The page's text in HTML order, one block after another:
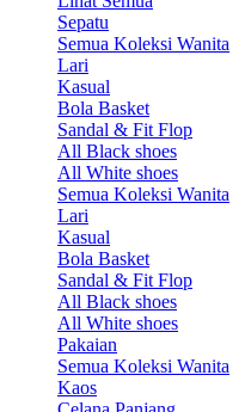
Sepatu
Semua Koleksi Wanita
Lari
Kasual
Bola Basket
Sandal & Fit Flop
All Black shoes
All White shoes
Semua Koleksi Wanita
Lari
Kasual
Bola Basket
Sandal & Fit Flop
All Black shoes
All White shoes
Pakaian
Semua Koleksi Wanita
Kaos